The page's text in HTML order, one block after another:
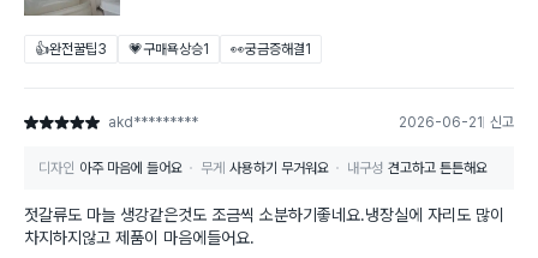
👍완전꿀팁3 💗구매욕상승1 👀궁금증해결1
별점 5점 akd********* 2026-06-21 신고
디자인 아주 마음에 들어요 무게 사용하기 무거워요 내구성 견고하고 튼튼해요
젓갈류도 마늘 생강같은것도 조금씩 소분하기좋네요.냉장실에 자리도 많이
차지하지않고 제품이 마음에들어요.